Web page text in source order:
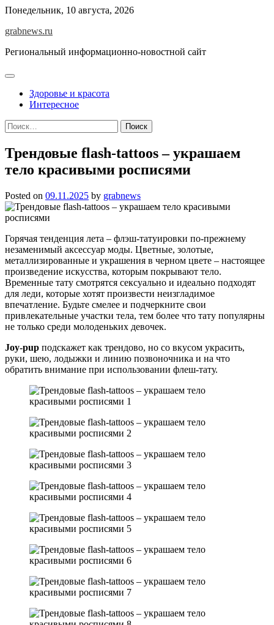
Skip
content
Понедельник, 10 августа, 2026
grabnews.ru
Региональный информационно-новостной сайт
Здоровье и красота
Интересное
Найти:
Трендовые flash-tattoos – украшаем
тело красивыми росписями
Posted on 09.11.2025 by grabnews
Горячая тенденция лета – флэш-татуировки по-прежнему
незаменимый аксессуар моды. Цветные, золотые,
металлизированные и украшения в черном цвете – настоящее
произведение искусства, которым покрывают тело.
Временные тату смотрятся сексуально и идеально подходят
для леди, которые хотят произвести неизгладимое
впечатление. Будьте смелее и подчеркните свои
привлекательные участки тела, тем более что тату популярны
не только среди молоденьких девочек.
Joy-pup подскажет как трендово, но со вкусом украсить,
руки, шею, лодыжки и линию позвоночника и на что
обратить внимание при использовании флеш-тату.